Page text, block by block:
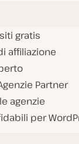
gratis
affiliazione
Partner
agenzie
per